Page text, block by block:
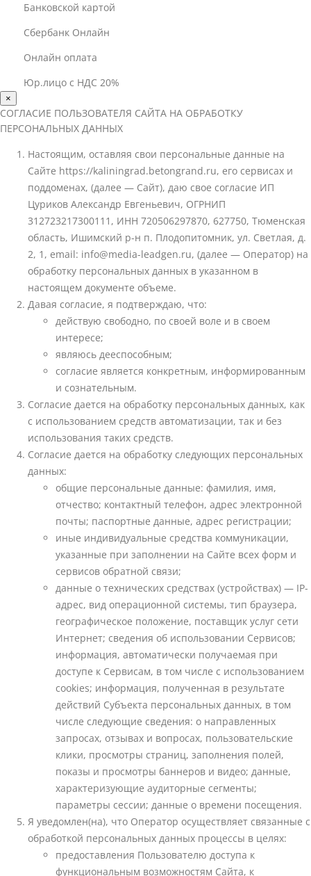
Банковской картой
Сбербанк Онлайн
Онлайн оплата
Юр.лицо с НДС 20%
×
СОГЛАСИЕ ПОЛЬЗОВАТЕЛЯ САЙТА НА ОБРАБОТКУ
ПЕРСОНАЛЬНЫХ ДАННЫХ
Настоящим, оставляя свои персональные данные на
Сайте https://kaliningrad.betongrand.ru, его сервисах и
поддоменах, (далее — Сайт), даю свое согласие ИП
Цуриков Александр Евгеньевич, ОГРНИП
312723217300111, ИНН 720506297870, 627750, Тюменская
область, Ишимский р-н п. Плодопитомник, ул. Светлая, д.
2, 1, email: info@media-leadgen.ru, (далее — Оператор) на
обработку персональных данных в указанном в
настоящем документе объеме.
Давая согласие, я подтверждаю, что:
действую свободно, по своей воле и в своем
интересе;
являюсь дееспособным;
согласие является конкретным, информированным
и сознательным.
Согласие дается на обработку персональных данных, как
с использованием средств автоматизации, так и без
использования таких средств.
Согласие дается на обработку следующих персональных
данных:
общие персональные данные: фамилия, имя,
отчество; контактный телефон, адрес электронной
почты; паспортные данные, адрес регистрации;
иные индивидуальные средства коммуникации,
указанные при заполнении на Сайте всех форм и
сервисов обратной связи;
данные о технических средствах (устройствах) — IP-
адрес, вид операционной системы, тип браузера,
географическое положение, поставщик услуг сети
Интернет; сведения об использовании Сервисов;
информация, автоматически получаемая при
доступе к Сервисам, в том числе с использованием
cookies; информация, полученная в результате
действий Субъекта персональных данных, в том
числе следующие сведения: о направленных
запросах, отзывах и вопросах, пользовательские
клики, просмотры страниц, заполнения полей,
показы и просмотры баннеров и видео; данные,
характеризующие аудиторные сегменты;
параметры сессии; данные о времени посещения.
Я уведомлен(на), что Оператор осуществляет связанные с
обработкой персональных данных процессы в целях:
предоставления Пользователю доступа к
функциональным возможностям Сайта, к